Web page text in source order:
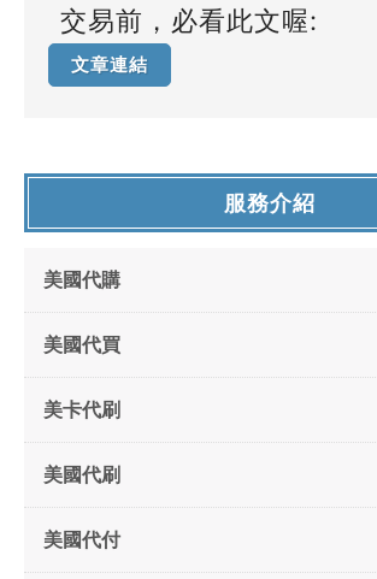
交易前，必看此文喔:
文章連結
服務介紹
美國代購
美國代買
美卡代刷
美國代刷
美國代付